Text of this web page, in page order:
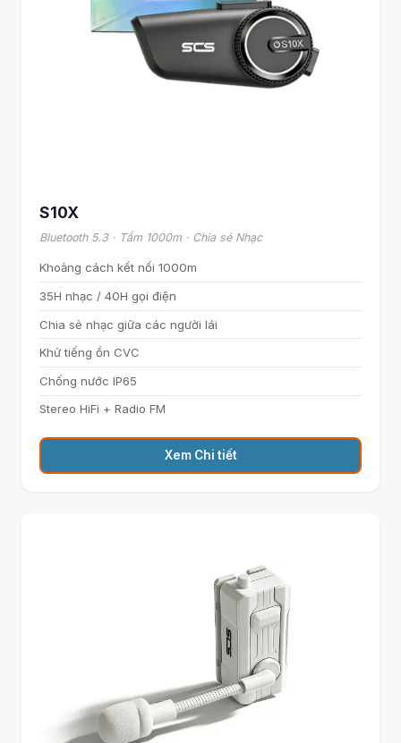
S10X
Bluetooth 5.3 · Tầm 1000m · Chia sẻ Nhạc
Khoảng cách kết nối 1000m
35H nhạc / 40H gọi điện
Chia sẻ nhạc giữa các người lái
Khử tiếng ồn CVC
Chống nước IP65
Stereo HiFi + Radio FM
Xem Chi tiết